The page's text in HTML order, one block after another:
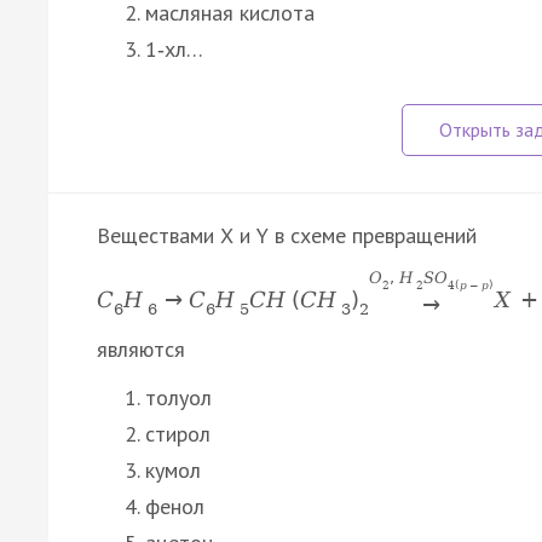
масляная кислота
1‑хл…
Веществами Х и Y в схеме превращений
C6H 6 → C6H 5CH (CH 3)2
O2 , H 2SO4( p − p)
→ X +
являются
толуол
стирол
кумол
фенол